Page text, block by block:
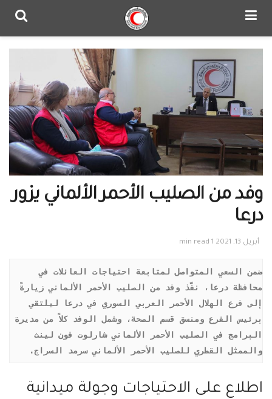
وفد من الصليب الأحمر الألماني يزور
درعا
أبريل 13, 2021 1 min read
ضمن السعي المتواصل لمتابعة احتياجات العائلات في
إلى فرع الهلال الأحمر العربي السوري في درعا ليلتقي
والممثل القطري للصليب الأحمر الألماني سرمد السراج.
اطلاع على الاحتياجات وجولة ميدانية